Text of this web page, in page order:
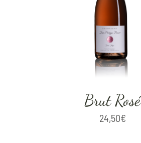
Brut Rosé
24,50€